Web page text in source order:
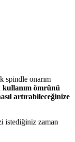
spindle onarım
kullanım ömrünü
artırabileceğinize
istediğiniz zaman